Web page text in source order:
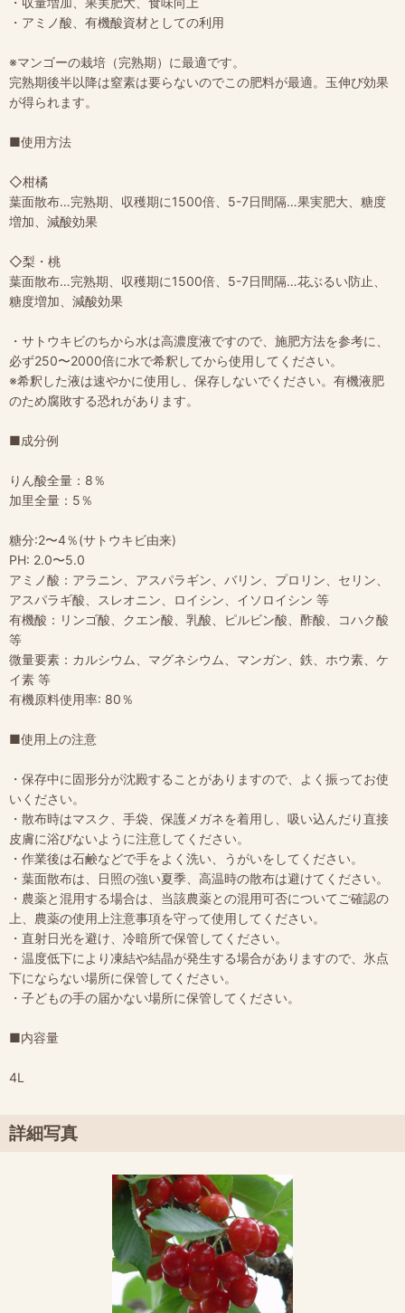
・アミノ酸、有機酸資材としての利用
※マンゴーの栽培（完熟期）に最適です。
完熟期後半以降は窒素は要らないのでこの肥料が最適。玉伸び効果
が得られます。
■使用方法
◇柑橘
葉面散布…完熟期、収穫期に1500倍、5-7日間隔…果実肥大、糖度
増加、減酸効果
◇梨・桃
葉面散布…完熟期、収穫期に1500倍、5-7日間隔…花ぶるい防止、
糖度増加、減酸効果
・サトウキビのちから水は高濃度液ですので、施肥方法を参考に、
必ず250〜2000倍に水で希釈してから使用してください。
※希釈した液は速やかに使用し、保存しないでください。有機液肥
のため腐敗する恐れがあります。
■成分例
りん酸全量：8％
加里全量：5％
糖分:2〜4％(サトウキビ由来)
PH: 2.0〜5.0
アミノ酸：アラニン、アスパラギン、バリン、プロリン、セリン、
アスパラギ酸、スレオニン、ロイシン、イソロイシン 等
有機酸：リンゴ酸、クエン酸、乳酸、ピルビン酸、酢酸、コハク酸
等
微量要素：カルシウム、マグネシウム、マンガン、鉄、ホウ素、ケ
イ素 等
有機原料使用率: 80％
■使用上の注意
・保存中に固形分が沈殿することがありますので、よく振ってお使
いください。
・散布時はマスク、手袋、保護メガネを着用し、吸い込んだり直接
皮膚に浴びないように注意してください。
・作業後は石鹸などで手をよく洗い、うがいをしてください。
・葉面散布は、日照の強い夏季、高温時の散布は避けてください。
・農薬と混用する場合は、当該農薬との混用可否についてご確認の
上、農薬の使用上注意事項を守って使用してください。
・直射日光を避け、冷暗所で保管してください。
・温度低下により凍結や結晶が発生する場合がありますので、氷点
下にならない場所に保管してください。
・子どもの手の届かない場所に保管してください。
■内容量
4L
詳細写真